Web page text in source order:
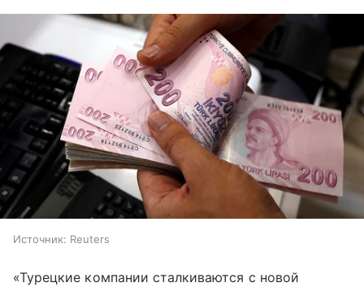
Источник: Reuters
«Турецкие компании сталкиваются с новой